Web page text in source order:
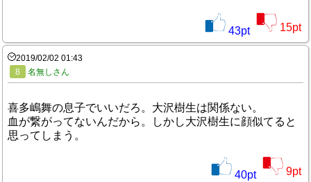
43pt 15pt
2019/02/02 01:43
8
名無しさん
喜多嶋舞の息子でいいだろ。大沢樹生は関係ない。
血が繋がってないんだから。しかし大沢樹生に顔似てると
思ってしまう。
40pt 9pt